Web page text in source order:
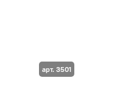
арт. 3501